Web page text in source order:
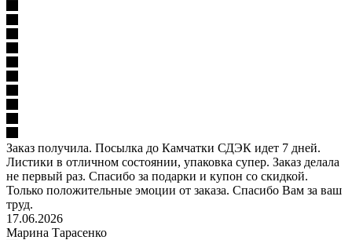
Заказ получила. Посылка до Камчатки СДЭК идет 7 дней.
Листики в отличном состоянии, упаковка супер. Заказ делала
не первый раз. Спасибо за подарки и купон со скидкой.
Только положительные эмоции от заказа. Спасибо Вам за ваш
труд.
17.06.2026
Марина Тарасенко